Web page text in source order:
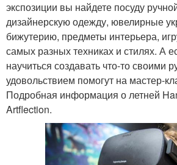
экспозиции вы найдете посуду
дизайнерскую одежду, ювелирные
бижутерию, предметы интерьера,
самых разных техниках и стилях. А
научиться создавать что-то своими
удовольствием помогут на мастер-
Подробная информация о летней
Artflection.